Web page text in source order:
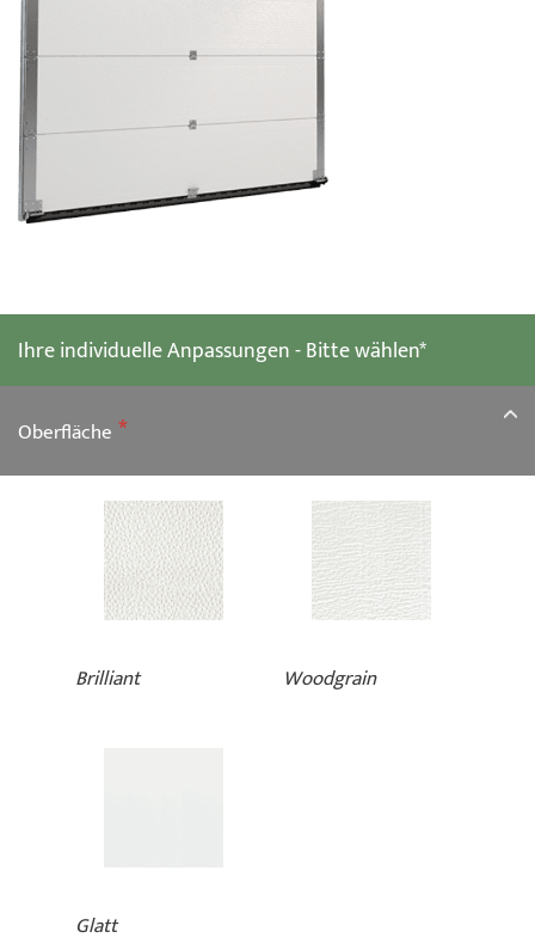
Ihre individuelle Anpassungen - Bitte wählen*
Oberfläche
Brilliant Woodgrain
Glatt
Bildgalerie